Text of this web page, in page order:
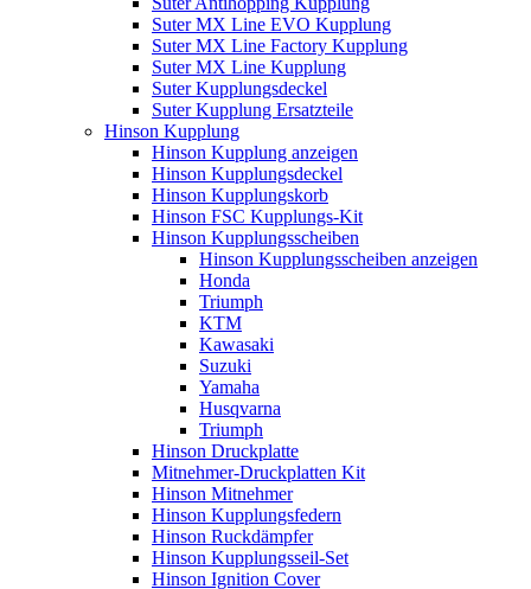
Suter MX Line EVO Kupplung
Suter MX Line Factory Kupplung
Suter MX Line Kupplung
Suter Kupplungsdeckel
Suter Kupplung Ersatzteile
Hinson Kupplung
Hinson Kupplung anzeigen
Hinson Kupplungsdeckel
Hinson Kupplungskorb
Hinson FSC Kupplungs-Kit
Hinson Kupplungsscheiben
Hinson Kupplungsscheiben anzeigen
Honda
Triumph
KTM
Kawasaki
Suzuki
Yamaha
Husqvarna
Triumph
Hinson Druckplatte
Mitnehmer-Druckplatten Kit
Hinson Mitnehmer
Hinson Kupplungsfedern
Hinson Ruckdämpfer
Hinson Kupplungsseil-Set
Hinson Ignition Cover